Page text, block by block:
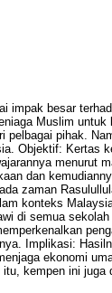
impak besar
Muslim
pelbagai pihak.
Objektif: Kertas
menurut
dan
zaman
konteks
di semua
Implikasi:
ekonomi
kempen ini juga